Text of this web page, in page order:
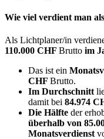
Wie viel verdient man als
Als Lichtplaner/in
110.000 CHF Brutto im
Das ist ein
CHF Brutto.
Im Durchschnitt
damit bei 84.974
Die Hälfte der
überhalb von
Monatsverdienst